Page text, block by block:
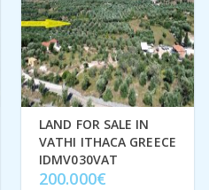
LAND FOR SALE IN
VATHI ITHACA GREECE
IDMV030VAT
200.000€